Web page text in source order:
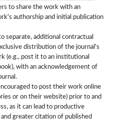
to share the work with an
authorship and initial publication
separate, additional contractual
distribution of the journal's
(e.g., post it to an institutional
with an acknowledgement of
to post their work online
or on their website) prior to and
as it can lead to productive
greater citation of published